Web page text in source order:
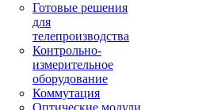
Готовые решения
для
телепроизводства
Контрольно-
измерительное
оборудование
Коммутация
Оптические модули